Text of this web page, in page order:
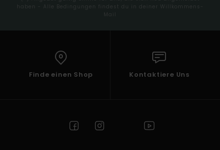
haben - Alle Bedingungen findest du in deiner Willkommens-
Mail
Finde einen Shop Kontaktiere Uns